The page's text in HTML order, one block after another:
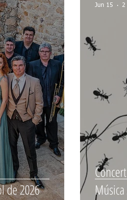
de 2026
Jun 15 2